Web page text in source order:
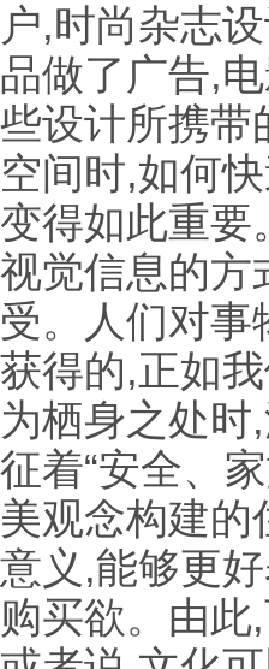
户,时尚杂志
品做了广告,
些设计所携带
空间时,如何
变得如此重要
视觉信息的方
受。人们对事
获得的,正如
为栖身之处
征着“安全、
美观念构建的
意义,能够更
购买欲。由